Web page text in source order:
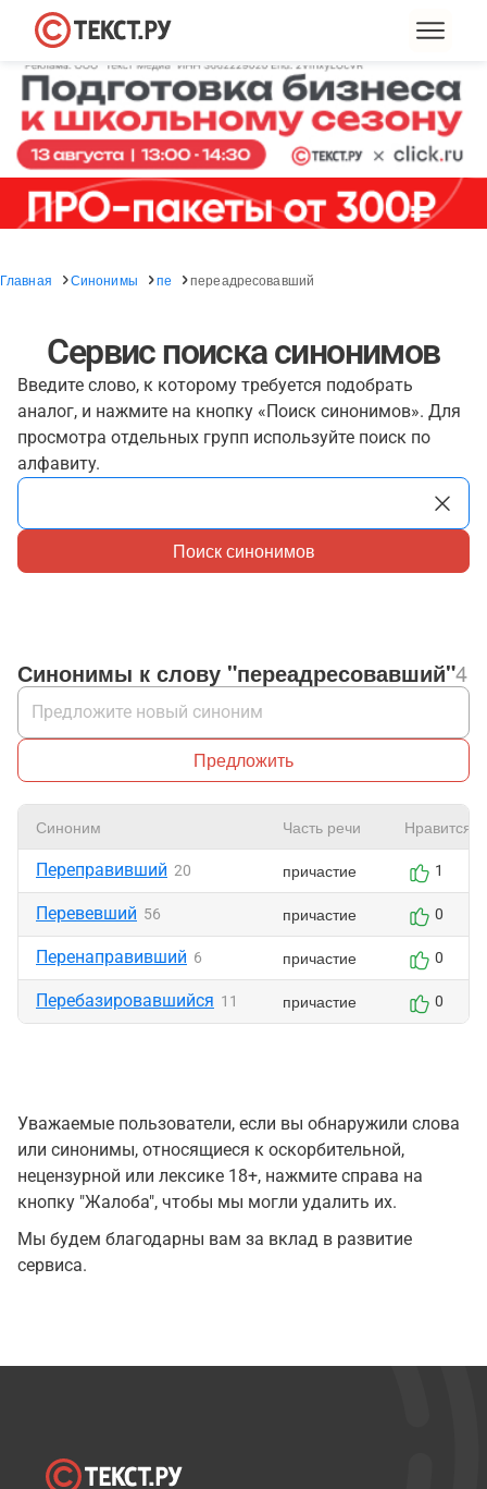
Главная Синонимы пе переадресовавший
Сервис поиска синонимов
Введите слово, к которому требуется подобрать
аналог, и нажмите на кнопку «Поиск синонимов». Для
просмотра отдельных групп используйте поиск по
алфавиту.
Поиск синонимов
Синонимы к слову "переадресовавший"4
Предложить
Синоним Часть речи Нравится
Переправивший 20 причастие 1
Перевевший 56 причастие 0
Перенаправивший 6 причастие 0
Перебазировавшийся 11 причастие 0
Уважаемые пользователи, если вы обнаружили слова
или синонимы, относящиеся к оскорбительной,
нецензурной или лексике 18+, нажмите справа на
кнопку "Жалоба", чтобы мы могли удалить их.
Мы будем благодарны вам за вклад в развитие
сервиса.